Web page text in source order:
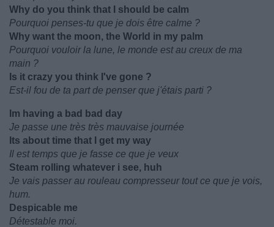
Why do you think that I should be calm
Pourquoi penses-tu que je dois être calme ?
Why want the moon, the World in my palm
Pourquoi vouloir la lune, le monde est au creux de ma
main ?
Is it crazy you think I've gone ?
Est-il fou de ta part de penser que j'étais parti ?
Im having a bad bad day
Je passe une très très mauvaise journée
Its about time that I get my way
Il est temps que je fasse ce que je veux
Steam rolling whatever i see, huh
Je vais passer au rouleau compresseur tout ce que je vois,
hum.
Despicable me
Détestable moi.